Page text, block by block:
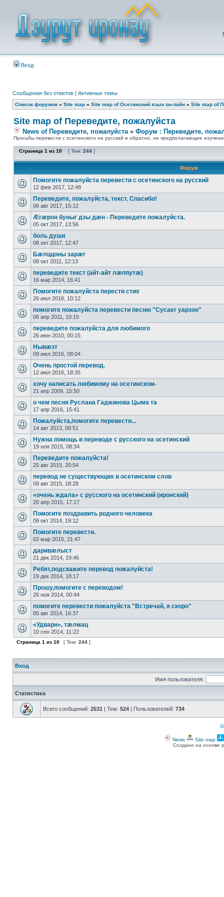
Вход
Сообщения без ответов | Активные темы
Список форумов » Site map » Site map of Осетинский язык он-лайн » Site map of
Site map of Переведите, пожалуйста
News of Переведите, пожалуйста » Форум : Переведите,
Просьбы перевести с осетинского на русский и обратно, не предполагающие
Страница 1 из 10 [ Тем: 244 ]
Форум
Помогите пожалуйста перевести с осетинского на русский
12 фев 2017, 12:48
Переведите, пожалуйста, текст. Спасибо!
06 авг 2017, 15:12
Æгæрон буныг дзы дæн - Переведите пожалуйста.
05 окт 2017, 13:56
боль души
08 окт 2017, 12:47
Бæлццоны зарæг
08 окт 2011, 12:13
переведите текст (айт-айт лæппутæ)
16 мар 2014, 16:41
Помогите пожалуйста перести стих
26 июл 2016, 10:12
помогите пожалуйста перевести песню "Cусаег уарзон"
06 апр 2011, 10:15
переведите пожалуйста для любимого
26 июн 2010, 00:15
Нывæзт
09 июл 2016, 08:04
Очень простой перевод.
12 июл 2016, 18:35
хочу написать любимому на осетинском-
21 апр 2009, 15:50
о чем песня Руслана Гаджинова Цыма та
17 апр 2016, 15:41
Пожалуйста,помогите перевести...
14 авг 2013, 08:51
Нужна помощь в переводе с русского на осетинский
19 ноя 2015, 08:34
Переведите пожалуйста!
25 авг 2015, 20:54
перевод не существующих в осетинском слов
09 авг 2015, 18:28
«очень ждала» с русского на осетинский (иронский)
20 апр 2015, 17:17
Помогите поздравить родного человека
09 окт 2014, 19:12
Помогите перевести.
02 мар 2015, 21:47
даривæлыст
21 дек 2014, 19:46
Ребят,подскажите перевод пожалуйста!
19 дек 2014, 18:17
Прошу,помогите с переводом!
26 ноя 2014, 00:44
помогите перевести пожалуйста "Встречай, я скоро"
05 авг 2014, 16:37
«Удварн», тæлмац
10 сен 2014, 11:22
Страница 1 из 10 [ Тем: 244 ]
Вход
Имя пользователя:
Статистика
Всего сообщений: 2531 | Тем: 524 | Пользователей: 734
News Site map
Создано на основе